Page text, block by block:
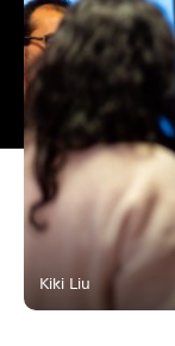
Kiki Liu